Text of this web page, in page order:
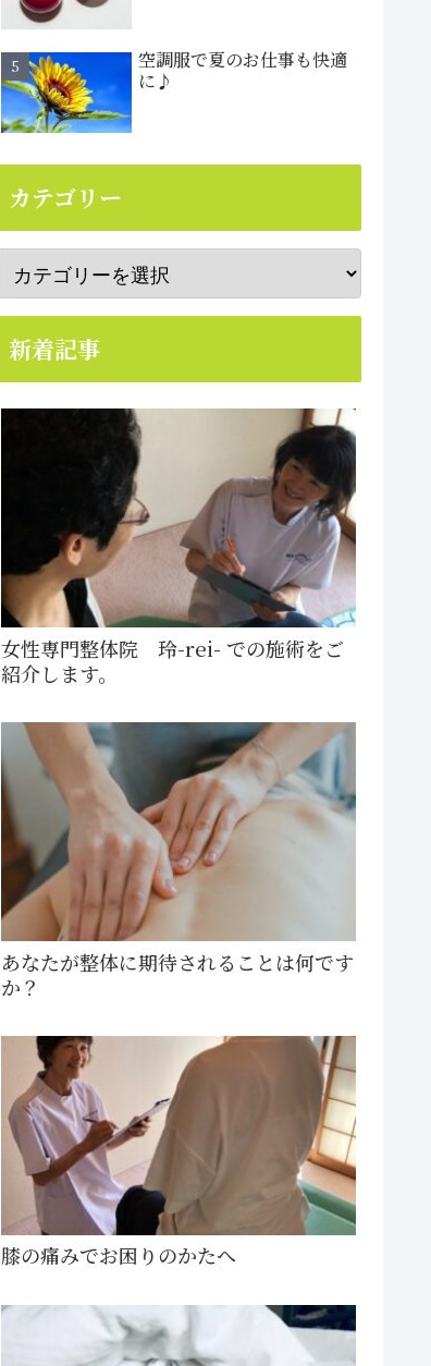
空調服で夏のお仕事も快適
に♪
カテゴリー
新着記事
女性専門整体院 玲-rei- での施術をご
紹介します。
あなたが整体に期待されることは何です
か？
膝の痛みでお困りのかたへ